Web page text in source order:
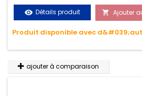
le transport. Matière polyester très
variations de températures, n'absorbe
visibility Détails produit  Ajouter
Produit disponible avec
ajouter à comparaison